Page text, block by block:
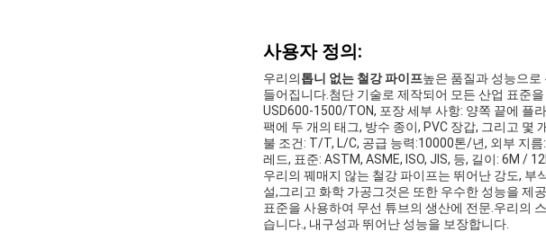
사용자 정의:
우리의톱니 없는 철강 파이프높은 품질과 성능으
들어집니다.첨단 기술로 제작되어 모든 산업 표준
USD600-1500/TON, 포장 세부 사항: 양쪽 끝에 플
팩에 두 개의 태그, 방수 종이, PVC 장갑, 그리고 몇
불 조건: T/T, L/C, 공급 능력:10000톤/년, 외부 지
레드, 표준: ASTM, ASME, ISO, JIS, 등, 길이: 6M /
우리의 꿰매지 않는 철강 파이프는 뛰어난 강도, 부
설,그리고 화학 가공그것은 또한 우수한 성능을 제
표준을 사용하여 무선 튜브의 생산에 전문.우리의
습니다., 내구성과 뛰어난 성능을 보장합니다.